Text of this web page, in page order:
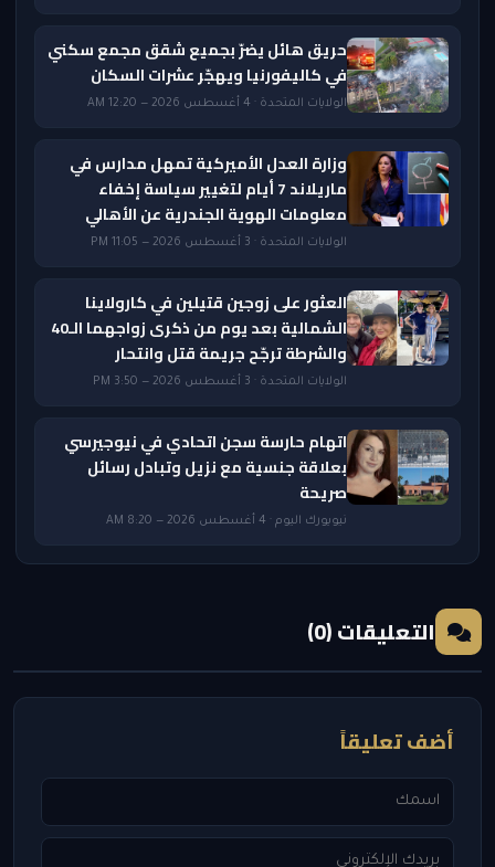
حريق هائل يضرّ بجميع شقق مجمع سكني
في كاليفورنيا ويهجّر عشرات السكان
الولايات المتحدة · 4 أغسطس 2026 — 12:20 AM
وزارة العدل الأميركية تمهل مدارس في
ماريلاند 7 أيام لتغيير سياسة إخفاء
معلومات الهوية الجندرية عن الأهالي
الولايات المتحدة · 3 أغسطس 2026 — 11:05 PM
العثور على زوجين قتيلين في كارولاينا
الشمالية بعد يوم من ذكرى زواجهما الـ40
والشرطة ترجّح جريمة قتل وانتحار
الولايات المتحدة · 3 أغسطس 2026 — 3:50 PM
اتهام حارسة سجن اتحادي في نيوجيرسي
بعلاقة جنسية مع نزيل وتبادل رسائل
صريحة
نيويورك اليوم · 4 أغسطس 2026 — 8:20 AM
التعليقات (0)
أضف تعليقاً